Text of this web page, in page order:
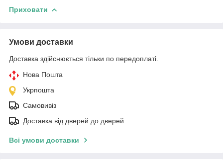
Приховати
Умови доставки
Доставка здійснюється тільки по передоплаті.
Нова Пошта
Укрпошта
Самовивіз
Доставка від дверей до дверей
Всі умови доставки